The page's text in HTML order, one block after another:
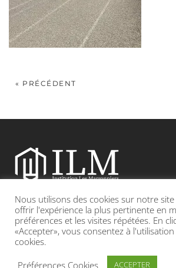
« PRÉCÉDENT
Etablissement catholique sous contrat
Adresse : 19, Grande rue 69420
INFOS LÉGALES POLITIQUE DE
Nous utilisons des cookies sur notre
offrir l'expérience la plus pertinente en
préférences et les visites répétées. En
«Accepter», vous consentez à l'utilisation
cookies.
Préférences Cookies
ACCEPTER